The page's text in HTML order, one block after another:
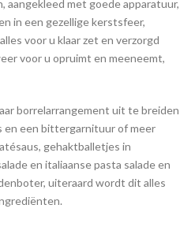
aangekleed met goede apparatuur,
in een gezellige kerstsfeer,
voor u klaar zet en verzorgd
voor u opruimt en meeneemt,
borrelarrangement uit te breiden
en een bittergarnituur of meer
gehaktballetjes in
en italiaanse pasta salade en
uiteraard wordt dit alles